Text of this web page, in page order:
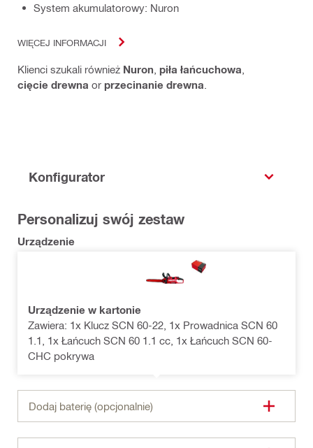
System akumulatorowy: Nuron
WIĘCEJ INFORMACJI
Klienci szukali również Nuron piła łańcuchowa
cięcie drewna or przecinanie drewna
Konfigurator
Personalizuj swój zestaw
Urządzenie
Urządzenie w kartonie
Zawiera: 1x Klucz SCN 60-22, 1x Prowadnica SCN 60
1.1, 1x Łańcuch SCN 60 1.1 cc, 1x Łańcuch SCN 60-
CHC pokrywa
Dodaj baterię (opcjonalnie)